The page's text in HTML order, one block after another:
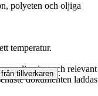
polyeten och oljiga
temperatur.
applicering och relevant
dokumenten laddas
från tillverkaren .